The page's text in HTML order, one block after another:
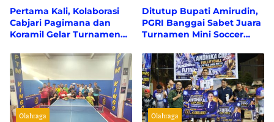
Pertama Kali, Kolaborasi
Cabjari Pagimana dan
Koramil Gelar Turnamen
Juta
Ditutup Bupati Amirudin,
PGRI Banggai Sabet Juara
Turnamen Mini Soccer
Olahraga Olahraga